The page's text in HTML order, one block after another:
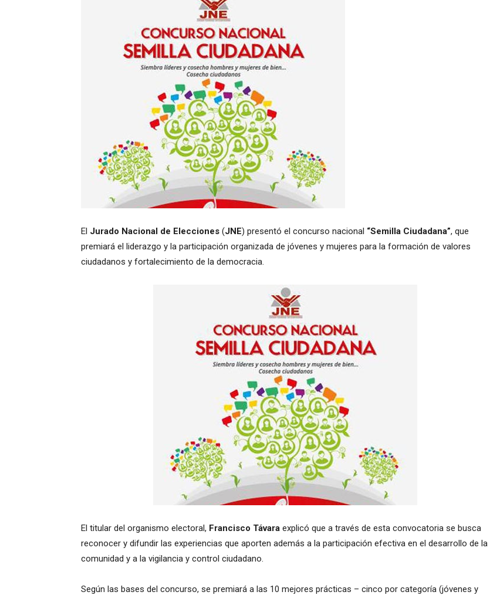
El Jurado Nacional de Elecciones (JNE) presentó el concurso nacional “Semilla Ciudadana”, que
premiará el liderazgo y la participación organizada de jóvenes y mujeres para la formación de valores
ciudadanos y fortalecimiento de la democracia.
El titular del organismo electoral, Francisco Távara explicó que a través de esta convocatoria se busca
reconocer y difundir las experiencias que aporten además a la participación efectiva en el desarrollo de la
comunidad y a la vigilancia y control ciudadano.
Según las bases del concurso, se premiará a las 10 mejores prácticas – cinco por categoría (jóvenes y